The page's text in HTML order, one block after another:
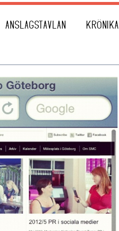
ANSLAGSTAVLAN KRÖNIKA